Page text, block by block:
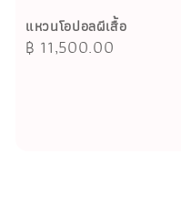
แหวนโอปอลผีเสื้อ
Regular
฿ 11,500.00